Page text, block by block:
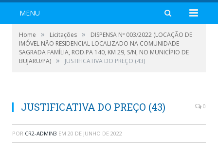
MENU
Home » Licitações »
DISPENSA Nº 003/2022 (LOCAÇÃO DE
IMÓVEL NÃO RESIDENCIAL LOCALIZADO NA COMUNIDADE
SAGRADA FAMÍLIA, ROD.PA 140, KM 29, S/N, NO MUNICÍPIO DE
BUJARU/PA) » JUSTIFICATIVA DO PREÇO (43)
JUSTIFICATIVA DO PREÇO (43) 0
POR CR2-ADMIN3 EM 20 DE JUNHO DE 2022